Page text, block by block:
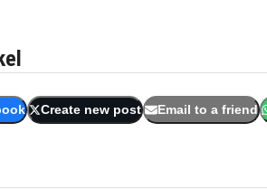
Create new post Email to a friend